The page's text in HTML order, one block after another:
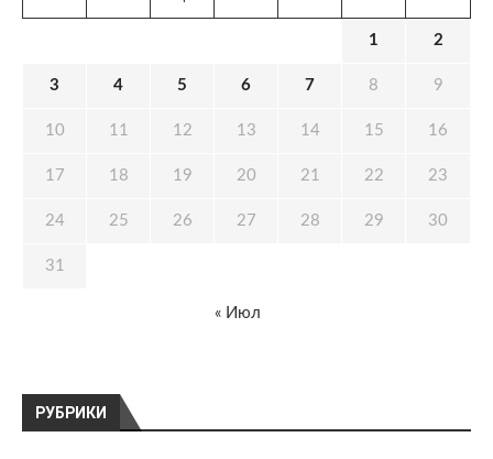
РУБРИКИ
1 2
3 4 5 6 7 8 9
10 11 12 13 14 15 16
17 18 19 20 21 22 23
24 25 26 27 28 29 30
31
« Июл